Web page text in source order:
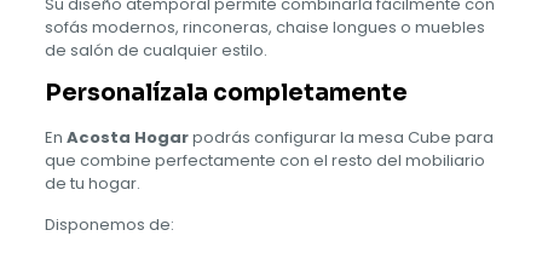
Su diseño atemporal permite combinarla fácilmente con
sofás modernos, rinconeras, chaise longues o muebles
de salón de cualquier estilo.
Personalízala completamente
En Acosta Hogarpodrás configurar la mesa Cube para
que combine perfectamente con el resto del mobiliario
de tu hogar.
Disponemos de: